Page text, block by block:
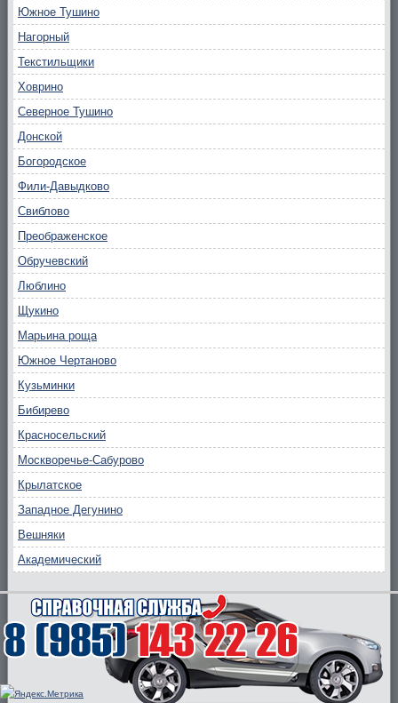
Южное Тушино
Нагорный
Текстильщики
Ховрино
Северное Тушино
Донской
Богородское
Фили-Давыдково
Свиблово
Преображенское
Обручевский
Люблино
Щукино
Марьина роща
Южное Чертаново
Кузьминки
Бибирево
Красносельский
Москворечье-Сабурово
Крылатское
Западное Дегунино
Вешняки
Академический